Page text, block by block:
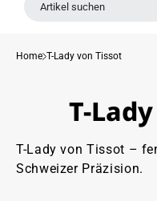
Artikel suchen
Home T-Lady von Tissot
T-
T-Lady von Tissot –
Schweizer Präzision.